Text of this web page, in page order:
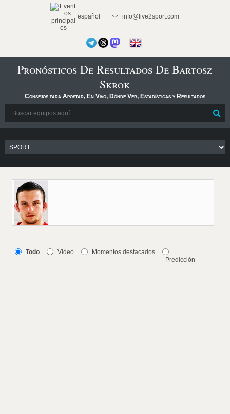
español info@live2sport.com
Pronósticos De Resultados De Bartosz
Skrok
Consejos para Apostar, En Vivo, Dónde Ver, Estadísticas y Resultados
Todo Video
Momentos destacados
Predicción